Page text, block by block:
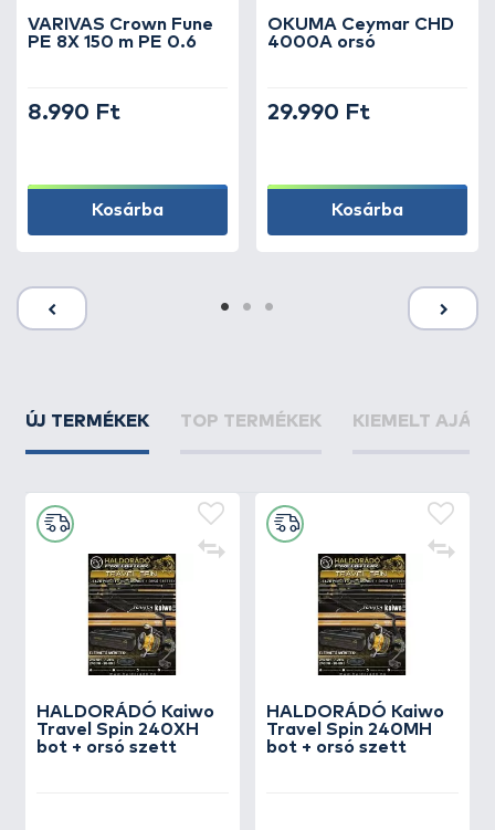
VARIVAS Crown Fune
PE 8X 150 m PE 0.6
8.990 Ft
Kosárba
OKUMA Ceymar CHD
4000A orsó
29.990 Ft
Kosárba
ÚJ TERMÉKEK TOP TERMÉKEK KIEMELT
HALDORÁDÓ Kaiwo
Travel Spin 240XH
bot + orsó szett
HALDORÁDÓ Kaiwo
Travel Spin 240MH
bot + orsó szett